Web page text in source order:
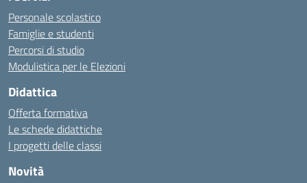
Personale scolastico
Famiglie e studenti
Percorsi di studio
Modulistica per le Elezioni
Didattica
Offerta formativa
Le schede didattiche
I progetti delle classi
Novità